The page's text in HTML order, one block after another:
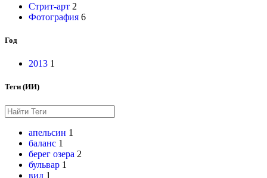
Стрит-арт 2
Фотография 6
Год
2013 1
Теги (ИИ)
апельсин 1
баланс 1
берег озера 2
бульвар 1
вид 1